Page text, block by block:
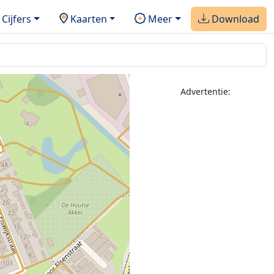
Cijfers Kaarten Meer Download
Advertentie: